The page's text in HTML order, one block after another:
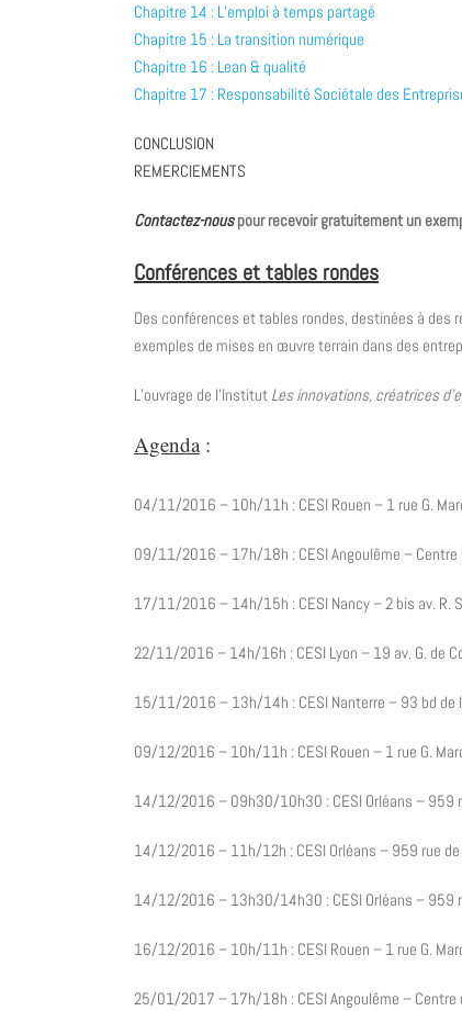
Chapitre 14 : L’emploi à temps partagé
Chapitre 15 : La transition numérique
Chapitre 16 : Lean & qualité
Chapitre 17 : Responsabilité Sociétale des
CONCLUSION
REMERCIEMENTS
Contactez-nouspour recevoir gratuitement un
Conférences et tables rondes
Des conférences et tables rondes, destinées à des
exemples de mises en œuvre terrain dans des
L’ouvrage de l’Institut Les innovations, créatrices
Agenda:
04/11/2016 – 10h/11h : CESI Rouen – 1 rue G.
09/11/2016 – 17h/18h : CESI Angoulême –
17/11/2016 – 14h/15h : CESI Nancy – 2 bis av. R.
22/11/2016 – 14h/16h : CESI Lyon – 19 av. G. de
15/11/2016 – 13h/14h : CESI Nanterre – 93 bd de
09/12/2016 – 10h/11h : CESI Rouen – 1 rue G.
14/12/2016 – 09h30/10h30 : CESI Orléans – 959
14/12/2016 – 11h/12h : CESI Orléans – 959 rue
14/12/2016 – 13h30/14h30 : CESI Orléans – 959
16/12/2016 – 10h/11h : CESI Rouen – 1 rue G.
25/01/2017 – 17h/18h : CESI Angoulême – Centre